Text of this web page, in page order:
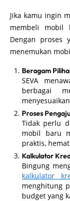
Jika kamu ingin
membeli mobil
Dengan proses
menemukan
Beragam
SEVA
berbagai
Proses
Tidak perlu
mobil baru
praktis,
Kalkulator
Bingung
kalkulator
menghitung
budget yang